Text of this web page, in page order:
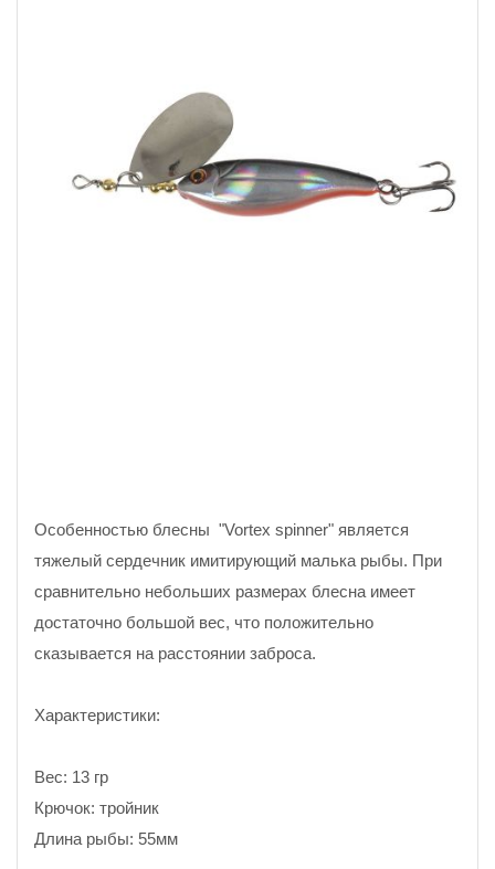
Особенностью блесны "Vortex spinner" является
тяжелый сердечник имитирующий малька рыбы. При
сравнительно небольших размерах блесна имеет
достаточно большой вес, что положительно
сказывается на расстоянии заброса.
Характеристики:
Вес: 13 гр
Крючок: тройник
Длина рыбы: 55мм